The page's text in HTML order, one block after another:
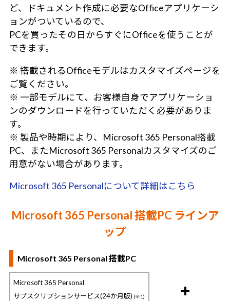
ど、ドキュメント作成に必要なOfficeアプリケーシ
ョンがついているので、
PCを買ったその日からすぐにOfficeを使うことが
できます。
※ 搭載されるOfficeモデルはカスタマイズページを
ご覧ください。
※ 一部モデルにて、お客様自身でアプリケーショ
ンのダウンロードを行っていただく必要がありま
す。
※ 製品や時期により、Microsoft 365 Personal搭載
PC、またMicrosoft 365 Personalカスタマイズのご
用意がない場合があります。
Microsoft 365 Personalについて詳細はこちら
Microsoft 365 Personal 搭載PC ラインア
ップ
Microsoft 365 Personal 搭載PC
Microsoft 365 Personal
サブスクリプションサービス(24か月版) (※1) +